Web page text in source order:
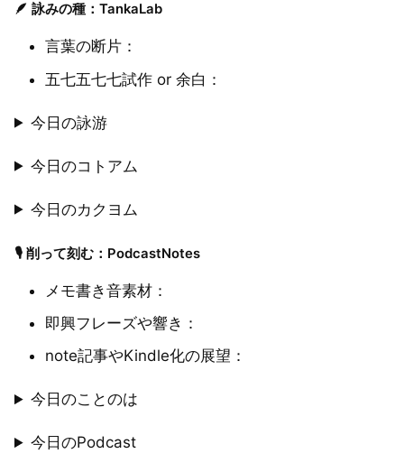
🪶 詠みの種：TankaLab
言葉の断片：
五七五七七試作 or 余白：
今日の詠游
今日のコトアム
今日のカクヨム
🎙 削って刻む：PodcastNotes
メモ書き音素材：
即興フレーズや響き：
note記事やKindle化の展望：
今日のことのは
今日のPodcast